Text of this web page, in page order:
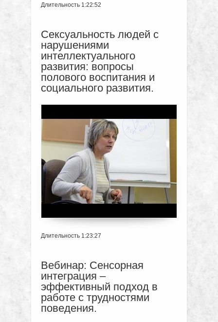
Длительность 1:22:52
Сексуальность людей с
нарушениями
интеллектуального
развития: вопросы
полового воспитания и
социального развития.
Длительность 1:23:27
Вебинар: Сенсорная
интеграция –
эффективный подход в
работе с трудностями
поведения.